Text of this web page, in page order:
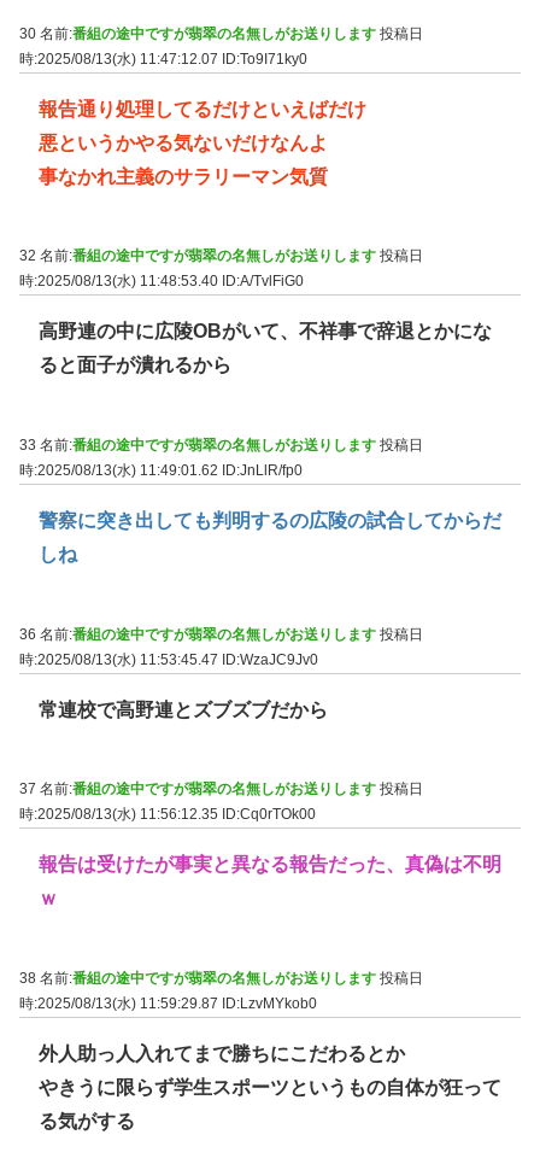
30 名前:番組の途中ですが翡翠の名無しがお送りします 投稿日
時:2025/08/13(水) 11:47:12.07 ID:To9I71ky0
報告通り処理してるだけといえばだけ
悪というかやる気ないだけなんよ
事なかれ主義のサラリーマン気質
32 名前:番組の途中ですが翡翠の名無しがお送りします 投稿日
時:2025/08/13(水) 11:48:53.40 ID:A/TvlFiG0
高野連の中に広陵OBがいて、不祥事で辞退とかにな
ると面子が潰れるから
33 名前:番組の途中ですが翡翠の名無しがお送りします 投稿日
時:2025/08/13(水) 11:49:01.62
ID:JnLlR/fp0
警察に突き出しても判明するの広陵の試合してからだ
しね
36 名前:番組の途中ですが翡翠の名無しがお送りします 投稿日
時:2025/08/13(水) 11:53:45.47 ID:WzaJC9Jv0
常連校で高野連とズブズブだから
37 名前:番組の途中ですが翡翠の名無しがお送りします 投稿日
時:2025/08/13(水) 11:56:12.35
ID:Cq0rTOk00
報告は受けたが事実と異なる報告だった、真偽は不明
ｗ
38 名前:番組の途中ですが翡翠の名無しがお送りします 投稿日
時:2025/08/13(水) 11:59:29.87 ID:LzvMYkob0
外人助っ人入れてまで勝ちにこだわるとか
やきうに限らず学生スポーツというもの自体が狂って
る気がする